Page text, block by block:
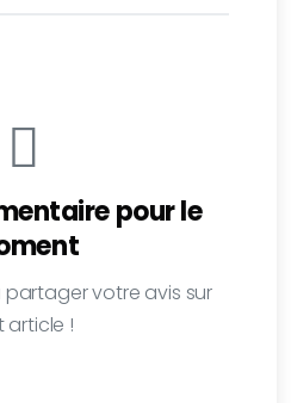
pour le
partager votre avis sur
article !